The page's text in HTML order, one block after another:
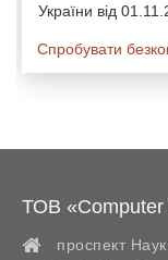
України від
Спробувати
ТОВ «Computer
проспект